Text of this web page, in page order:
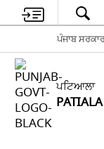
ਪੰਜਾਬ
ਪਟਿਆਲਾ
PATIALA